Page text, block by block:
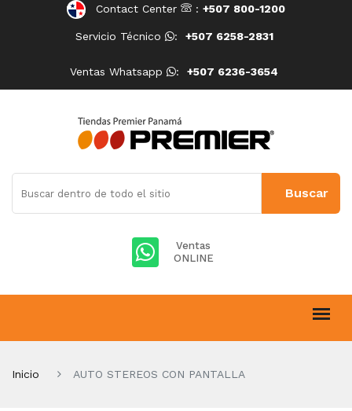
Contact Center : +507 800-1200
Servicio Técnico : +507 6258-2831
Ventas Whatsapp : +507 6236-3654
Ventas
ONLINE
Inicio AUTO STEREOS CON PANTALLA